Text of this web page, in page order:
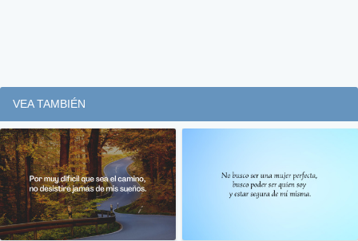
VEA TAMBIÉN